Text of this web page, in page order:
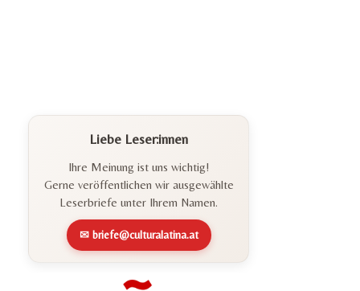
Liebe Leser:innen
Ihre Meinung ist uns wichtig!
Gerne veröffentlichen wir ausgewählte
Leserbriefe unter Ihrem Namen.
✉ briefe@culturalatina.at